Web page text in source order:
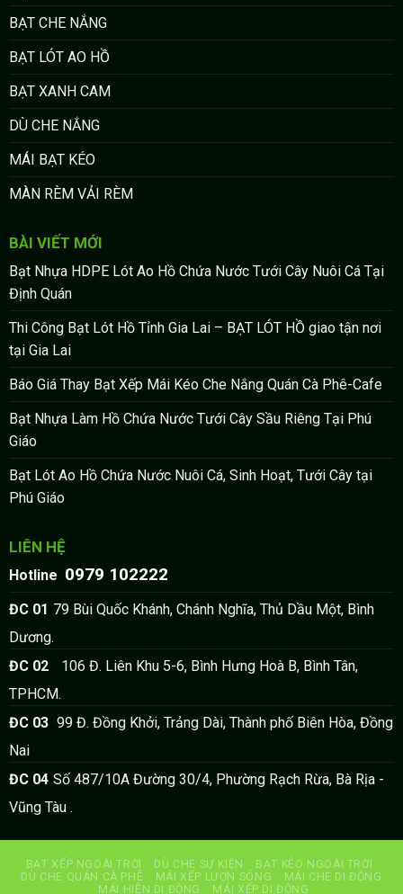
BẠT CHE NẮNG
BẠT LÓT AO HỒ
BẠT XANH CAM
DÙ CHE NẮNG
MÁI BẠT KÉO
MÀN RÈM VẢI RÈM
BÀI VIẾT MỚI
Bạt Nhựa HDPE Lót Ao Hồ Chứa Nước Tưới Cây Nuôi Cá Tại
Định Quán
Thi Công Bạt Lót Hồ Tỉnh Gia Lai – BẠT LÓT HỒ giao tận nơi
tại Gia Lai
Báo Giá Thay Bạt Xếp Mái Kéo Che Nắng Quán Cà Phê-Cafe
Bạt Nhựa Làm Hồ Chứa Nước Tưới Cây Sầu Riêng Tại Phú
Giáo
Bạt Lót Ao Hồ Chứa Nước Nuôi Cá, Sinh Hoạt, Tưới Cây tại
Phú Giáo
LIÊN HỆ
Hotline 0979 102222
ĐC 01 79 Bùi Quốc Khánh, Chánh Nghĩa, Thủ Dầu Một, Bình
Dương.
ĐC 02:
106 Đ. Liên Khu 5-6, Bình Hưng Hoà B, Bình Tân,
TPHCM.
ĐC 03: 99 Đ. Đồng Khởi, Trảng Dài, Thành phố Biên Hòa, Đồng
Nai
ĐC 04: Số 487/10A Đường 30/4, Phường Rạch Rừa, Bà Rịa -
Vũng Tàu .
BẠT XẾP NGOÀI TRỜI DÙ CHE SỰ KIỆN
BẠT KÉO NGOÀI TRỜI
DÙ CHE QUÁN CÀ PHÊ
MÁI XẾP LƯỢN SÓNG
MÁI CHE DI ĐỘNG
MÁI HIÊN DI ĐỘNG
MÁI XẾP DI ĐỘNG